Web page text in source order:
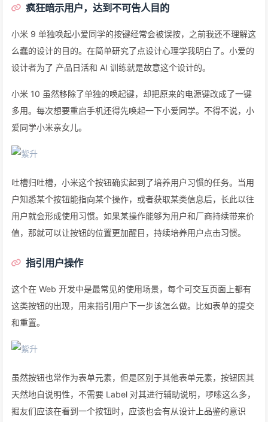
疯狂暗示用户，达到不可告人目的
小米 9 单独唤起小爱同学的按键经常会被误按，之前我还不理解这
么蠢的设计的目的。在简单研究了点设计心理学我明白了。小爱的
设计者为了 产品日活和 AI 训练就是故意这个设计的。
小米 10 虽然移除了单独的唤起键，却把原来的电源键改成了一键
多用。每次想要重启手机还得先唤起一下小爱同学。不得不说，小
爱同学小米亲女儿。
吐槽归吐槽，小米这个按钮确实起到了培养用户习惯的任务。当用
户知悉某个按钮能指向某个操作，或者获取某类信息后，长此以往
用户就会形成使用习惯。如果某操作能够为用户和厂商持续带来价
值，那就可以让按钮的位置更加醒目，持续培养用户点击习惯。
指引用户操作
这个在 Web 开发中是最常见的使用场景，每个可交互页面上都有
这类按钮的出现，用来指引用户下一步该怎么做。比如表单的提交
和重置。
虽然按钮也常作为表单元素，但是区别于其他表单元素，按钮因其
天然地自说明性，不需要 Label 对其进行辅助说明，啰嗦这么多，
掘友们应该在看到一个按钮时，应该也会有从设计上品鉴的意识